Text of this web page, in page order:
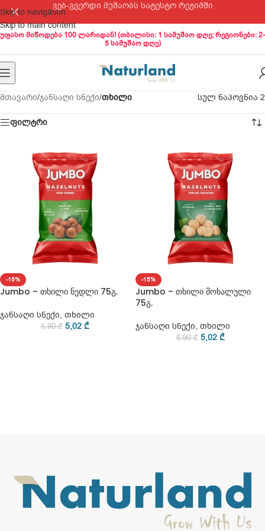
Skip to navigation
Skip to main content
ვებ-გვერდი მუშაობს სატესტო რეჟიმში
უფასო მიწოდება 100 ლარიდან! (თბილისი: 1 სამუშაო დღე; რეგიონები: 2-
5 სამუშაო დღე)
მთავარი/ჯანსაღი სნექი/თხილი სულ ნაპოვნია 2
ფილტრი
-15%
Jumbo – თხილი ნედლი 75გ.
ჯანსაღი სნექი, თხილი
5,90₾ 5,02 ₾
-15%
Jumbo – თხილი მოხალული
75გ.
ჯანსაღი სნექი, თხილი
5,90₾ 5,02 ₾